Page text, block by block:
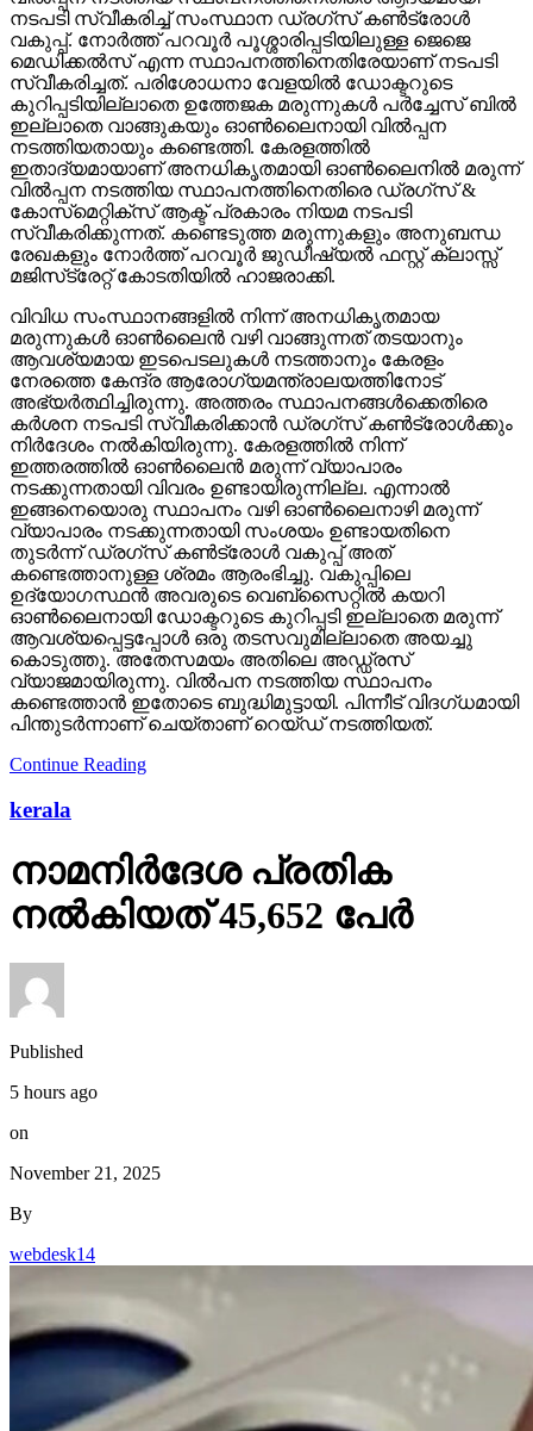
നടപടി സ്വീകരിച്ച് സംസ്ഥാന ഡ്രഗ്‌സ് കണ്‍ട്രോള്‍
വകുപ്പ്. നോര്‍ത്ത് പറവൂര്‍ പൂശ്ശാരിപ്പടിയിലുള്ള ജെജെ
മെഡിക്കല്‍സ് എന്ന സ്ഥാപനത്തിനെതിരേയാണ് നടപടി
സ്വീകരിച്ചത്. പരിശോധനാ വേളയില്‍ ഡോക്ടറുടെ
കുറിപ്പടിയില്ലാതെ ഉത്തേജക മരുന്നുകള്‍ പര്‍ച്ചേസ് ബില്‍
ഇല്ലാതെ വാങ്ങുകയും ഓണ്‍ലൈനായി വില്‍പ്പന
നടത്തിയതായും കണ്ടെത്തി. കേരളത്തില്‍
ഇതാദ്യമായാണ് അനധികൃതമായി ഓണ്‍ലൈനില്‍ മരുന്ന്
വില്‍പ്പന നടത്തിയ സ്ഥാപനത്തിനെതിരെ ഡ്രഗ്‌സ് &
കോസ്‌മെറ്റിക്‌സ് ആക്ട് പ്രകാരം നിയമ നടപടി
സ്വീകരിക്കുന്നത്. കണ്ടെടുത്ത മരുന്നുകളും അനുബന്ധ
രേഖകളും നോര്‍ത്ത് പറവൂര്‍ ജുഡീഷ്യല്‍ ഫസ്റ്റ് ക്ലാസ്സ്
മജിസ്‌ട്രേറ്റ് കോടതിയില്‍ ഹാജരാക്കി.
വിവിധ സംസ്ഥാനങ്ങളില്‍ നിന്ന് അനധികൃതമായ
മരുന്നുകള്‍ ഓണ്‍ലൈന്‍ വഴി വാങ്ങുന്നത് തടയാനും
ആവശ്യമായ ഇടപെടലുകള്‍ നടത്താനും കേരളം
നേരത്തെ കേന്ദ്ര ആരോഗ്യമന്ത്രാലയത്തിനോട്
അഭ്യര്‍ത്ഥിച്ചിരുന്നു. അത്തരം സ്ഥാപനങ്ങള്‍ക്കെതിരെ
കര്‍ശന നടപടി സ്വീകരിക്കാന്‍ ഡ്രഗ്‌സ് കണ്‍ട്രോള്‍ക്കും
നിര്‍ദേശം നല്‍കിയിരുന്നു. കേരളത്തില്‍ നിന്ന്
ഇത്തരത്തില്‍ ഓണ്‍ലൈന്‍ മരുന്ന് വ്യാപാരം
നടക്കുന്നതായി വിവരം ഉണ്ടായിരുന്നില്ല. എന്നാല്‍
ഇങ്ങനെയൊരു സ്ഥാപനം വഴി ഓണ്‍ലൈനാഴി മരുന്ന്
വ്യാപാരം നടക്കുന്നതായി സംശയം ഉണ്ടായതിനെ
തുടര്‍ന്ന് ഡ്രഗ്‌സ് കണ്‍ട്രോള്‍ വകുപ്പ് അത്
കണ്ടെത്താനുള്ള ശ്രമം ആരംഭിച്ചു. വകുപ്പിലെ
ഉദ്യോഗസ്ഥന്‍ അവരുടെ വെബ്‌സൈറ്റില്‍ കയറി
ഓണ്‍ലൈനായി ഡോക്ടറുടെ കുറിപ്പടി ഇല്ലാതെ മരുന്ന്
ആവശ്യപ്പെട്ടപ്പോള്‍ ഒരു തടസവുമില്ലാതെ അയച്ചു
കൊടുത്തു. അതേസമയം അതിലെ അഡ്ഡ്രസ്
വ്യാജമായിരുന്നു. വില്‍പന നടത്തിയ സ്ഥാപനം
കണ്ടെത്താന്‍ ഇതോടെ ബുദ്ധിമുട്ടായി. പിന്നീട് വിദഗ്ധമായി
പിന്തുടര്‍ന്നാണ് ചെയ്താണ് റെയ്ഡ് നടത്തിയത്.
Continue Reading
kerala
നാമനിര്‍ദേശ പ്രതിക
നല്‍കിയത് 45,652 പേര്‍
Published
5 hours ago
on
November 21, 2025
By
webdesk14